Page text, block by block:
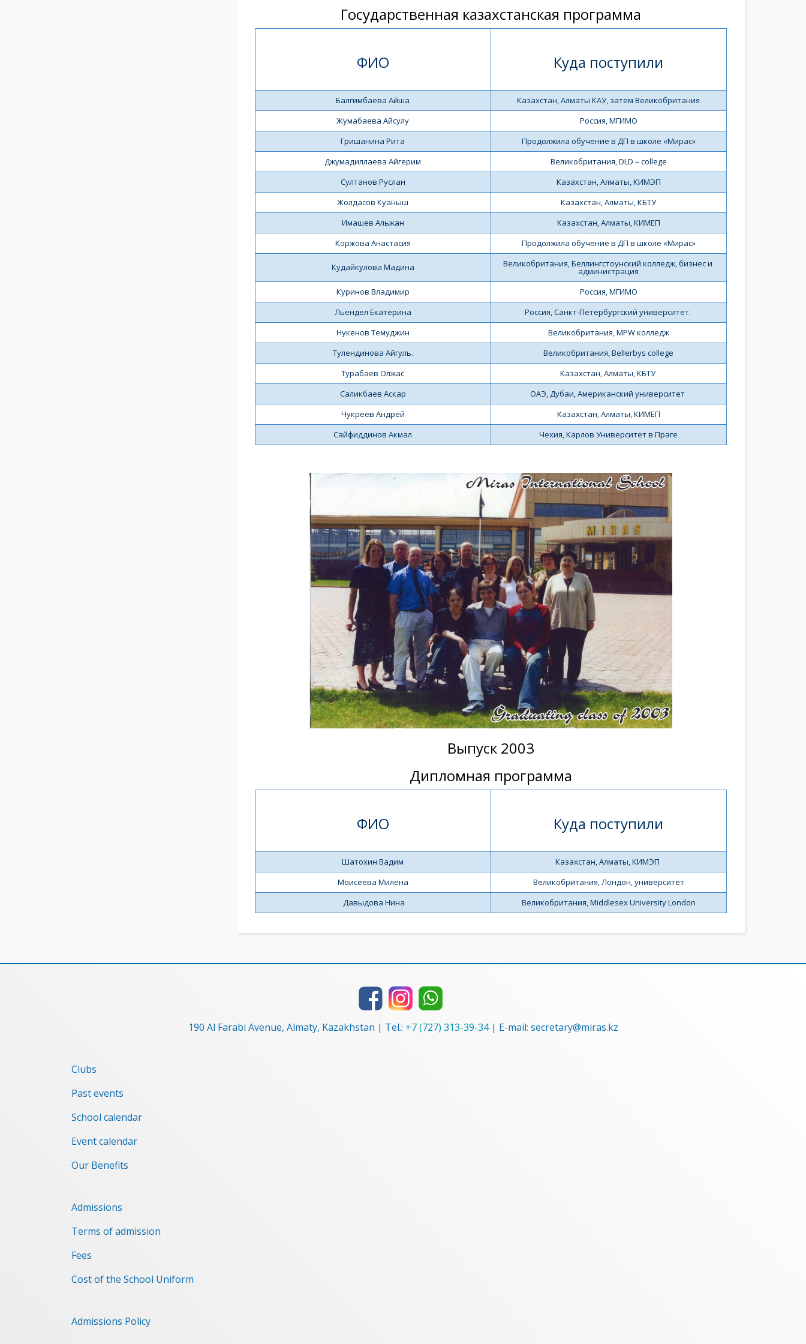
Государственная казахстанская программа
ФИО Куда поступили
Балгимбаева Айша
Казахстан, Алматы КАУ, затем Великобритания
Жумабаева Айсулу
Россия, МГИМО
Гришанина Рита
Продолжила обучение в ДП в школе «Мирас»
Джумадиллаева Айгерим
Великобритания, DLD – college
Султанов Руслан
Казахстан, Алматы, КИМЭП
Жолдасов Куаныш
Казахстан, Алматы, КБТУ
Имашев Альжан
Казахстан, Алматы, КИМЕП
Коржова Анастасия
Продолжила обучение в ДП в школе «Мирас»
Кудайкулова Мадина Великобритания, Беллингстоунский колледж, бизнес и
администрация
Куринов Владимир
Россия, МГИМО
Льендел Екатерина
Россия, Санкт-Петербургский университет.
Нукенов Темуджин
Великобритания, MPW колледж
Тулендинова Айгуль.
Великобритания, Bellerbys college
Турабаев Олжас
Казахстан, Алматы, КБТУ
Саликбаев Аскар
ОАЭ, Дубаи, Американский университет
Чукреев Андрей
Казахстан, Алматы, КИМЕП
Сайфиддинов Акмал
Чехия, Карлов Университет в Праге
Выпуск 2003
Дипломная программа
ФИО Куда поступили
Шатохин Вадим
Казахстан, Алматы, КИМЭП
Моисеева Милена
Великобритания, Лондон, университет
Давыдова Нина
Великобритания, Middlesex University London
190 Al Farabi Avenue, Almaty, Kazakhstan | Tel.: +7 (727) 313-39-34| E-mail: secretary@miras.kz
Clubs
Past events
School calendar
Event сalendar
Our Benefits
Admissions
Terms of admission
Fees
Cost of the School Uniform
Admissions Policy